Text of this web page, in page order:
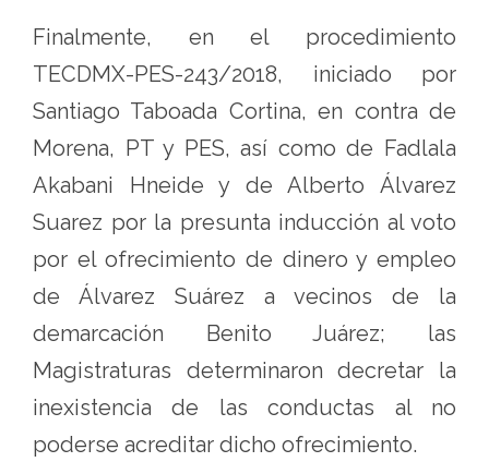
Finalmente, en el procedimiento
TECDMX-PES-243/2018, iniciado por
Santiago Taboada Cortina, en contra de
Morena, PT y PES, así como de Fadlala
Akabani Hneide y de Alberto Álvarez
Suarez por la presunta inducción al voto
por el ofrecimiento de dinero y empleo
de Álvarez Suárez a vecinos de la
demarcación Benito Juárez; las
Magistraturas determinaron decretar la
inexistencia de las conductas al no
poderse acreditar dicho ofrecimiento.